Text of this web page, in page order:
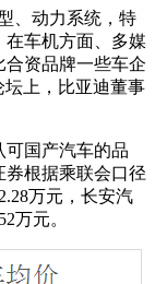
、动力系统，特
在车机方面、多媒
资品牌一些车企
坛上，比亚迪董事
可国产汽车的品
券根据乘联会口径
万元，长安汽
万元。